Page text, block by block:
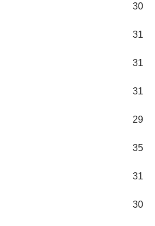
30
31
31
31
29
35
31
30